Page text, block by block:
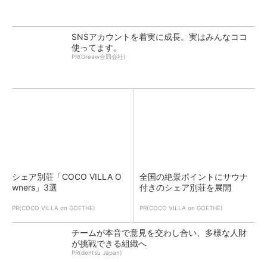
SNSアカウントを着実に成長。実はみんなココ
使ってます。
PR(Dreaw合同会社)
シェア別荘「COCO VILLA O
wners」3選
PR(COCO VILLA on GOETHE)
全国の絶景ポイントにサウナ
付きのシェア別荘を展開
PR(COCO VILLA on GOETHE)
チームが本音で意見を交わし合い、多様な人財
が挑戦できる組織へ
PR(dentsu Japan)